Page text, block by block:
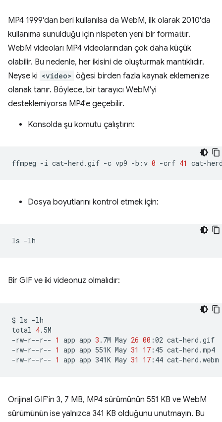
MP4 1999'dan beri kullanılsa da WebM, ilk olarak 2010'da
kullanıma sunulduğu için nispeten yeni bir formattır.
WebM videoları MP4 videolarından çok daha küçük
olabilir. Bu nedenle, her ikisini de oluşturmak mantıklıdır.
Neyse ki <video> öğesi birden fazla kaynak eklemenize
olanak tanır. Böylece, bir tarayıcı WebM'yi
desteklemiyorsa MP4'e geçebilir.
Konsolda şu komutu çalıştırın:
ffmpeg -i cat-herd.gif -c vp9 -b:v 0 -crf 41
Dosya boyutlarını kontrol etmek için:
ls
Bir GIF ve iki videonuz olmalıdır:
$ ls -lh
total 4.5M
-rw-r--r-- 1 app app 3 .7M May 26 00 :02 cat-herd.gif
-rw-r--r-- 1 app app 551K May 31 17 :45 cat-herd.mp4
-rw-r--r-- 1 app app 341K May 31 17 :44
Orijinal GIF'in 3, 7 MB, MP4 sürümünün 551 KB ve WebM
sürümünün ise yalnızca 341 KB olduğunu unutmayın. Bu